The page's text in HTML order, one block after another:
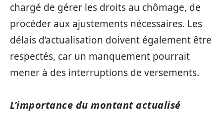
chargé de gérer les droits au chômage, de
procéder aux ajustements nécessaires. Les
délais d’actualisation doivent également être
respectés, car un manquement pourrait
mener à des interruptions de versements.
L’importance du montant actualisé